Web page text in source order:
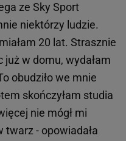
ze Sky Sport
niektórzy ludzie.
20 lat. Strasznie
już w domu, wydałam
obudziło we mnie
skończyłam studia
nie mógł mi
twarz - opowiadała